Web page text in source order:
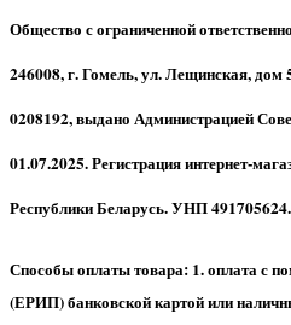
Общество с ограниченной
246008, г. Гомель, ул. Лещинская,
0208192, выдано Администрацией
01.07.2025. Регистрация интернет-
Республики Беларусь. УНП 491705624.
Способы оплаты товара: 1. оплата с
(ЕРИП) банковской картой или